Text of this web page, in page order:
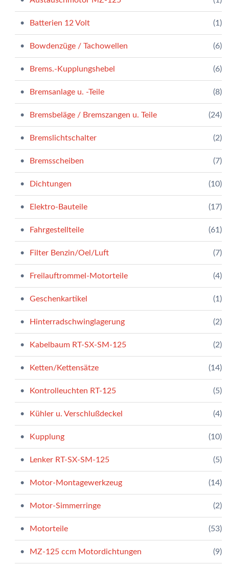
Batterien 12 Volt (1)
Bowdenzüge / Tachowellen (6)
Brems.-Kupplungshebel (6)
Bremsanlage u. -Teile (8)
Bremsbeläge / Bremszangen u. Teile (24)
Bremslichtschalter (2)
Bremsscheiben (7)
Dichtungen (10)
Elektro-Bauteile (17)
Fahrgestellteile (61)
Filter Benzin/Oel/Luft (7)
Freilauftrommel-Motorteile (4)
Geschenkartikel (1)
Hinterradschwinglagerung (2)
Kabelbaum RT-SX-SM-125 (2)
Ketten/Kettensätze (14)
Kontrolleuchten RT-125 (5)
Kühler u. Verschlußdeckel (4)
Kupplung (10)
Lenker RT-SX-SM-125 (5)
Motor-Montagewerkzeug (14)
Motor-Simmerringe (2)
Motorteile (53)
MZ-125 ccm Motordichtungen (9)